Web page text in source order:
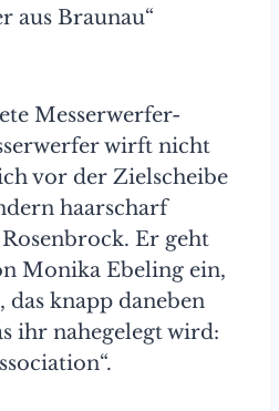
aus Braunau“
Messerwerfer-
wirft nicht
vor der Zielscheibe
haarscharf
Er geht
Monika Ebeling ein,
das knapp daneben
ihr nahegelegt wird: